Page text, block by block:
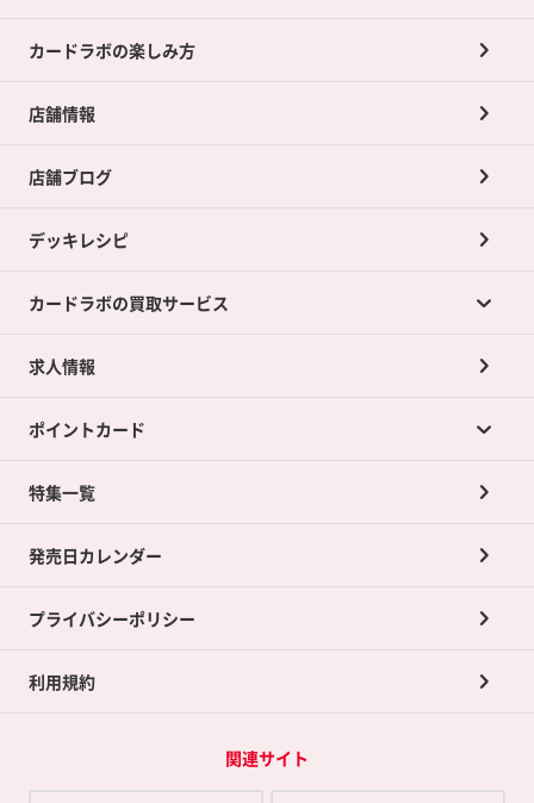
カードラボの楽しみ方
店舗情報
店舗ブログ
デッキレシピ
カードラボの買取サービス
カードラボの買取サービスTOP
店舗買取について
ネット買取について
買取承諾書について
求人情報
ポイントカード
ポイントカードTOP
ポイント交換景品
特集一覧
発売日カレンダー
プライバシーポリシー
利用規約
関連サイト